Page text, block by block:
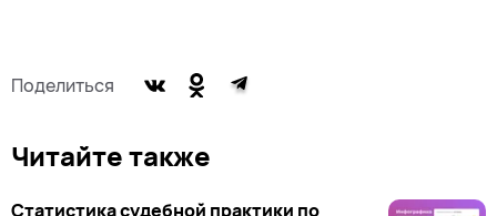
Поделиться
Читайте также
Статистика судебной практики по